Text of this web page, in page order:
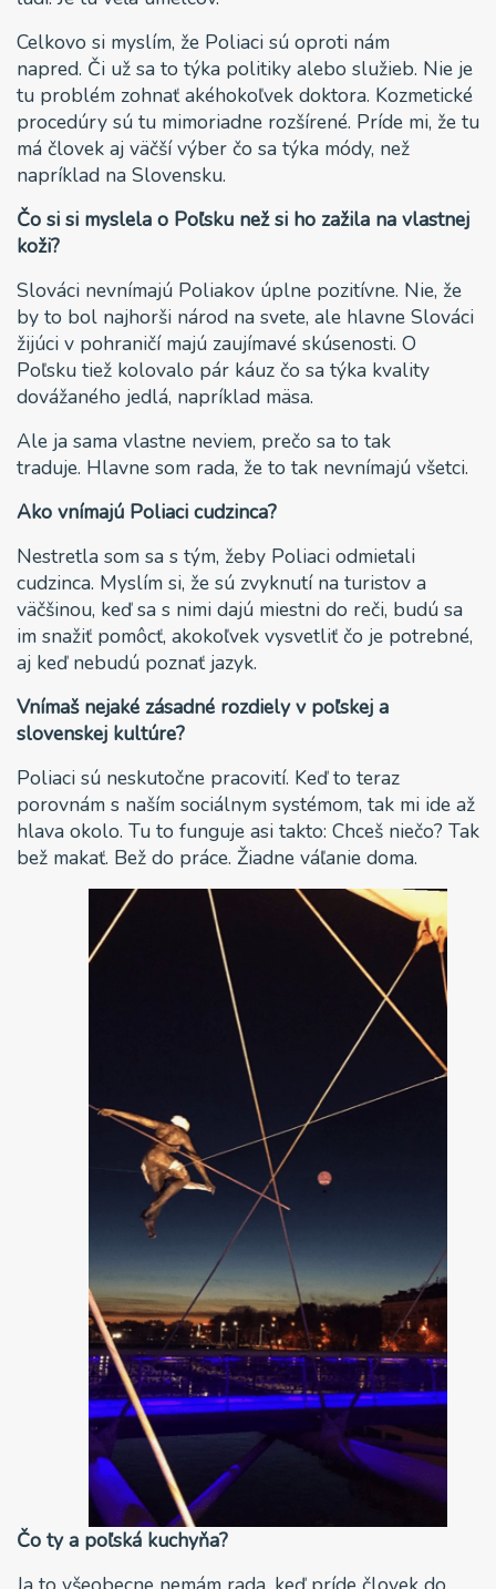
Celkovo si myslím, že Poliaci sú oproti nám
napred. Či už sa to týka politiky alebo služieb. Nie je
tu problém zohnať akéhokoľvek doktora. Kozmetické
procedúry sú tu mimoriadne rozšírené. Príde mi, že tu
má človek aj väčší výber čo sa týka módy, než
napríklad na Slovensku.
Čo si si myslela o Poľsku než si ho zažila na vlastnej
koži?
Slováci nevnímajú Poliakov úplne pozitívne. Nie, že
by to bol najhorši národ na svete, ale hlavne Slováci
žijúci v pohraničí majú zaujímavé skúsenosti. O
Poľsku tiež kolovalo pár káuz čo sa týka kvality
dovážaného jedlá, napríklad mäsa.
Ale ja sama vlastne neviem, prečo sa to tak
traduje. Hlavne som rada, že to tak nevnímajú všetci.
Ako vnímajú Poliaci cudzinca?
Nestretla som sa s tým, žeby Poliaci odmietali
cudzinca. Myslím si, že sú zvyknutí na turistov a
väčšinou, keď sa s nimi dajú miestni do reči, budú sa
im snažiť pomôcť, akokoľvek vysvetliť čo je potrebné,
aj keď nebudú poznať jazyk.
Vnímaš nejaké zásadné rozdiely v poľskej a
slovenskej kultúre?
Poliaci sú neskutočne pracovití. Keď to teraz
porovnám s naším sociálnym systémom, tak mi ide až
hlava okolo. Tu to funguje asi takto: Chceš niečo? Tak
bež makať. Bež do práce. Žiadne váľanie doma.
Čo ty a poľská kuchyňa?